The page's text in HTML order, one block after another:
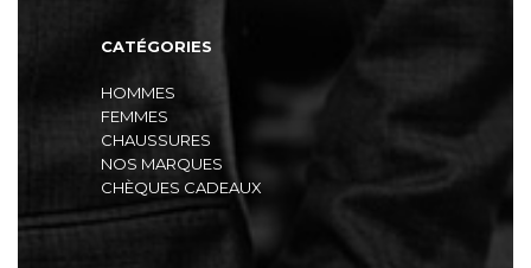
CATÉGORIES
HOMMES
FEMMES
CHAUSSURES
NOS MARQUES
CHÈQUES CADEAUX